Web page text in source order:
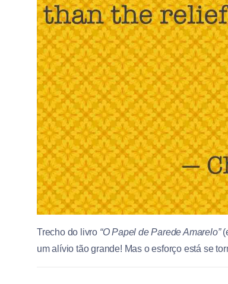
Trecho do livro “O Papel de Parede Amarelo”
um alívio tão grande! Mas o esforço está se